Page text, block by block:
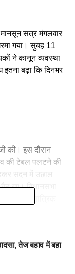
मानसून सत्र मंगलवार
गया। सुबह 11
ने कानून व्यवस्था
इतना बढ़ा कि दिनभर
की। इस दौरान
की टेबल पलटने की
सदन में उछाल
गए। विधानसभा
अलोकतांत्रिक
तेज बहाव में बहा